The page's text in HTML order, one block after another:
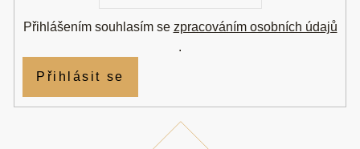
Přihlášením souhlasím se zpracováním osobních údajů
.
Přihlásit se